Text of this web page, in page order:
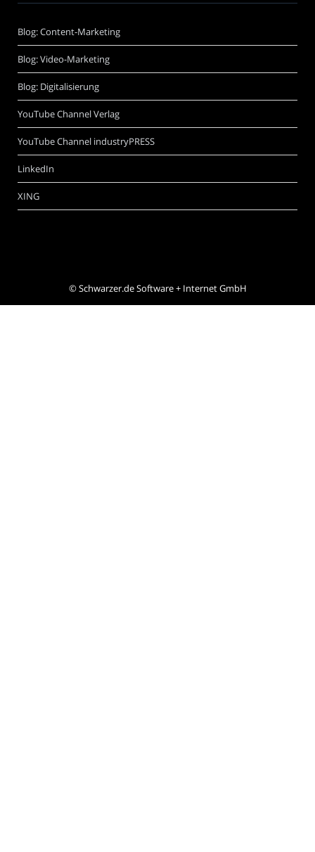
Blog: Content-Marketing
Blog: Video-Marketing
Blog: Digitalisierung
YouTube Channel Verlag
YouTube Channel industryPRESS
LinkedIn
XING
©Schwarzer.de Software + Internet GmbH